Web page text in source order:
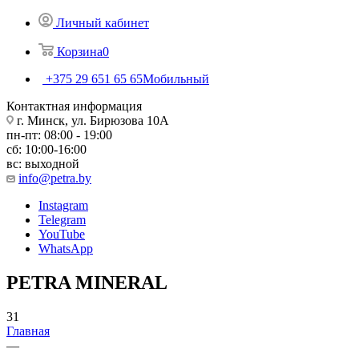
Личный кабинет
Корзина0
+375 29 651 65 65Мобильный
Контактная информация
г. Минск, ул. Бирюзова 10А
пн-пт: 08:00 - 19:00
сб: 10:00-16:00
вс: выходной
info@petra.by
Instagram
Telegram
YouTube
WhatsApp
PETRA MINERAL
31
Главная
—